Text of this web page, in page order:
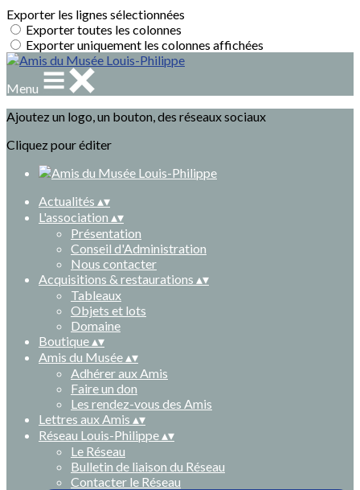
Exporter les lignes sélectionnées
Exporter toutes les colonnes
Exporter uniquement les colonnes affichées
Menu
Ajoutez un logo, un bouton, des réseaux sociaux
Cliquez pour éditer
Actualités ▴▾
L'association ▴▾
Présentation
Conseil d'Administration
Nous contacter
Acquisitions & restaurations ▴▾
Tableaux
Objets et lots
Domaine
Boutique▴▾
Amis du Musée▴▾
Adhérer aux Amis
Faire un don
Les rendez-vous des Amis
Lettres aux Amis ▴▾
Réseau Louis-Philippe▴▾
Le Réseau
Bulletin de liaison du Réseau
Contacter le Réseau